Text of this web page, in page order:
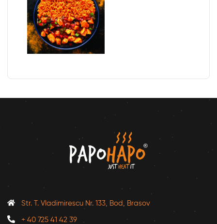
Str. T. Vladimirescu Nr. 133, Bod, Brasov
+ 40 725 41 42 39